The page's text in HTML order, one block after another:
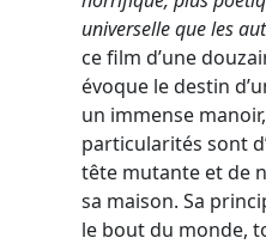
universelle que les
ce film d’une
évoque le destin
un immense
particularités sont
tête mutante et de
sa maison. Sa
le bout du monde,